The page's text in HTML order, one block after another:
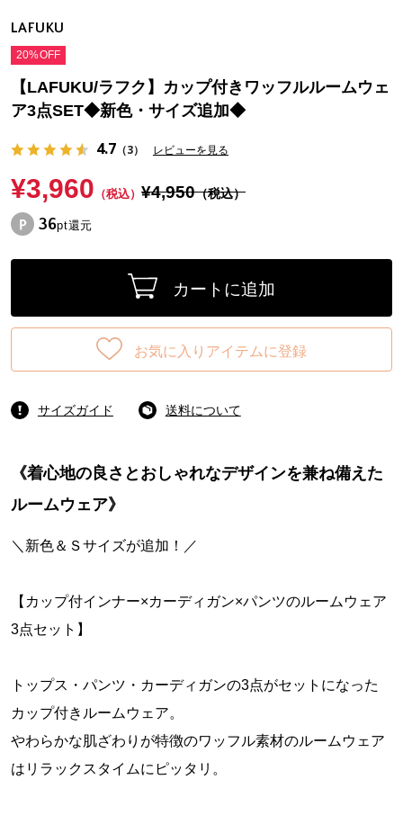
LAFUKU
20%OFF
【LAFUKU/ラフク】カップ付きワッフルルームウェ
ア3点SET◆新色・サイズ追加◆
4.7（3） レビューを見る
¥3,960 （税込） ¥4,950（税込）
36pt還元
カートに追加
お気に入りアイテムに登録
サイズガイド 送料について
《着心地の良さとおしゃれなデザインを兼ね備えた
ルームウェア》
＼新色＆Ｓサイズが追加！／
【カップ付インナー×カーディガン×パンツのルームウェア
3点セット】
トップス・パンツ・カーディガンの3点がセットになった
カップ付きルームウェア。
やわらかな肌ざわりが特徴のワッフル素材のルームウェア
はリラックスタイムにピッタリ。